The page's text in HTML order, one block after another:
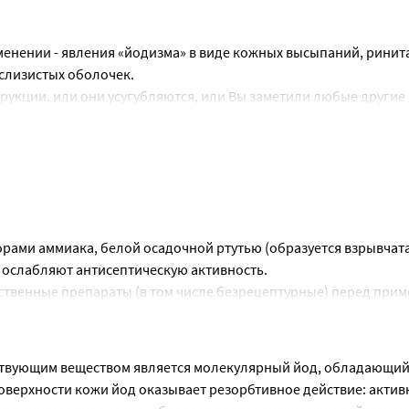
- явления «йодизма» в виде кожных высыпаний,
оболочек.
или они усугубляются, или Вы заметили любые
аммиака, белой осадочной ртутью (образуется
антисептическую активность.
препараты (в том числе безрецептурные) перед
веществом является молекулярный йод, обладающий
кожи йод оказывает резорбтивное действие: